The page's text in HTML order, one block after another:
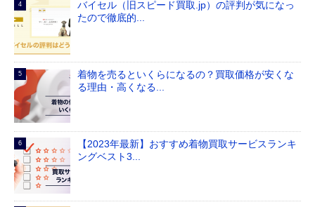
バイセル（旧スピード買取.jp）の評判が気になっ
たので徹底的...
着物を売るといくらになるの？買取価格が安くな
る理由・高くなる...
【2023年最新】おすすめ着物買取サービスランキ
ングベスト3...